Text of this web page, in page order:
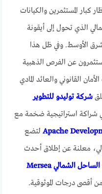
كبار المستثمرين والكيانات
الذي تحول إلى أيقونة
الأوسط. وفي ظل هذا
عن الفرص الذهبية
القانوني والعائد المادي
شركة توليدو للتطوير
شراكة استراتيجية ضخمة مع
لتضع
معلنة عن إطلاق أحدث
قرية ميرسي الساحل الشمالي Mersea
أقصى درجات الموثوقية.